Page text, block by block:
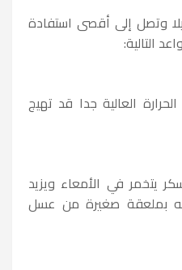
وتصل إلى أقصى استفادة
التالية:
الحرارة العالية جدا قد تهيج
يتخمر في الأمعاء ويزيد
بملعقة صغيرة من عسل